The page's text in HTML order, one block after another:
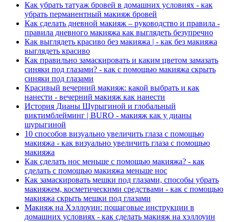
Как убрать татуаж бровей в домашних условиях - как
убрать перманентный макияж бровей
Как сделать дневной макияж – руководство и правила -
правила дневного макияжа как выглядеть безупречно
Как выглядеть красиво без макияжа | - как без макияжа
выглядеть красиво
Как правильно замаскировать и каким цветом замазать
синяки под глазами? - как с помощью макияжа скрыть
синяки под глазами
Красивый вечерний макияж: какой выбрать и как
нанести - вечерний макияж как нанести
История Дианы Шурыгиной и глобальный
виктимблейминг | BURO - макияж как у дианы
шурыгиной
10 способов визуально увеличить глаза с помощью
макияжа - как визуально увеличить глаза с помощью
макияжа
Как сделать нос меньше с помощью макияжа? - как
сделать с помощью макияжа меньше нос
Как замаскировать мешки под глазами, способы убрать
макияжем, косметическими средствами - как с помощью
макияжа скрыть мешки под глазами
Макияж на Хэллоуин: пошаговые инструкции в
домашних условиях - как сделать макияж на хэллоуин